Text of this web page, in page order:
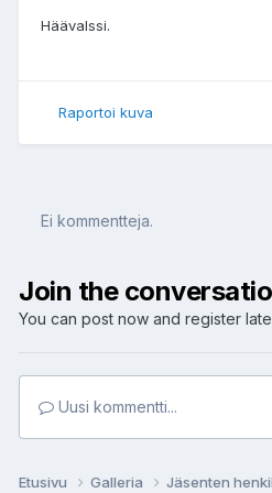
Häävalssi.
Raportoi kuva
Ei kommentteja.
Join the
You can post now and register
Uusi kommentti...
Etusivu Galleria Jäsenten